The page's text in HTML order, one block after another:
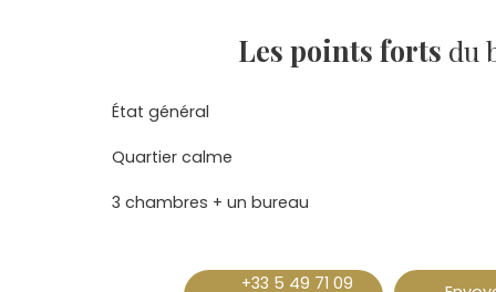
Les points forts du
État général
Quartier calme
3 chambres + un bureau
+33 5 49 71 09